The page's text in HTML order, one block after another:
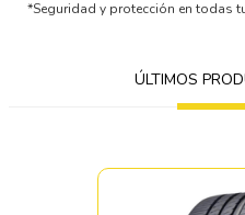
*Seguridad y protección en todas
ÚLTIMOS